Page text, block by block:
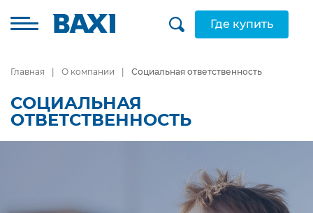
Где купить
Главная О компании Социальная ответственность
СОЦИАЛЬНАЯ
ОТВЕТСТВЕННОСТЬ